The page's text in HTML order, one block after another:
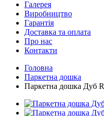
Галерея
Виробництво
Гарантія
Доставка та оплата
Про нас
Контакти
Головна
Паркетна дошка
Паркетна дошка Дуб